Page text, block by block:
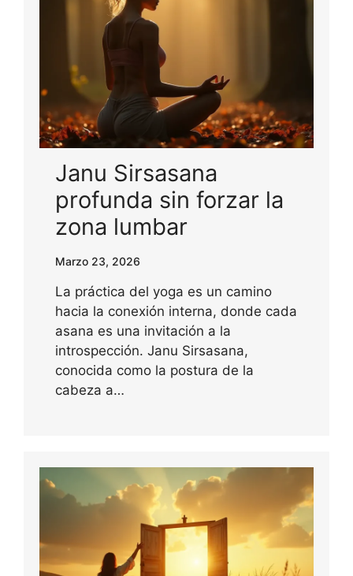
Janu Sirsasana
profunda sin forzar la
zona lumbar
Marzo 23, 2026
La práctica del yoga es un camino
hacia la conexión interna, donde cada
asana es una invitación a la
introspección. Janu Sirsasana,
conocida como la postura de la
cabeza a…